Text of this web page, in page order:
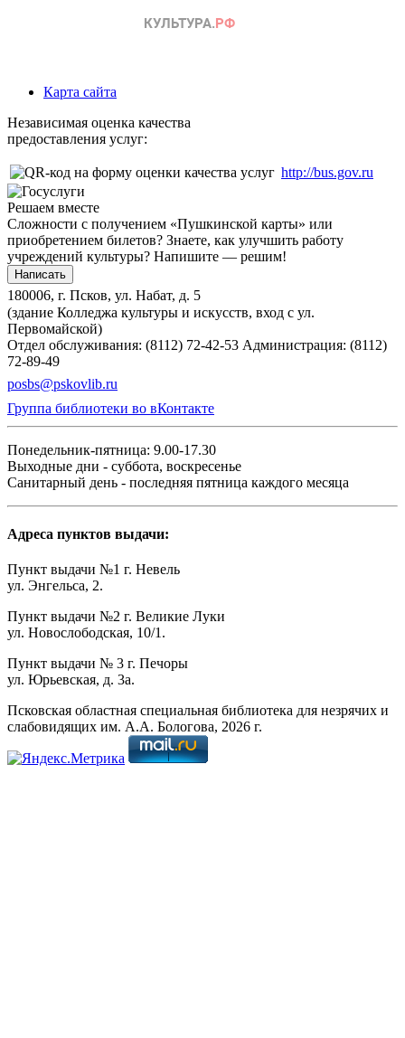
Карта сайта
Независимая оценка качества
предоставления услуг:
http://bus.gov.ru
Решаем вместе
Сложности с получением «Пушкинской карты» или
приобретением билетов? Знаете, как улучшить работу
учреждений культуры? Напишите — решим!
Написать
180006, г. Псков, ул. Набат, д. 5
(здание Колледжа культуры и искусств, вход с ул.
Первомайской)
Отдел обслуживания: (8112) 72-42-53 Администрация: (8112)
72-89-49
posbs@pskovlib.ru
Группа библиотеки во вКонтакте
Понедельник-пятница: 9.00-17.30
Выходные дни - суббота, воскресенье
Санитарный день - последняя пятница каждого месяца
Адреса пунктов выдачи:
Пункт выдачи №1 г. Невель
ул. Энгельса, 2.
Пункт выдачи №2 г. Великие Луки
ул. Новослободская, 10/1.
Пункт выдачи № 3 г. Печоры
ул. Юрьевская, д. 3а.
Псковская областная специальная библиотека для незрячих и
слабовидящих им. А.А. Бологова, 2026 г.